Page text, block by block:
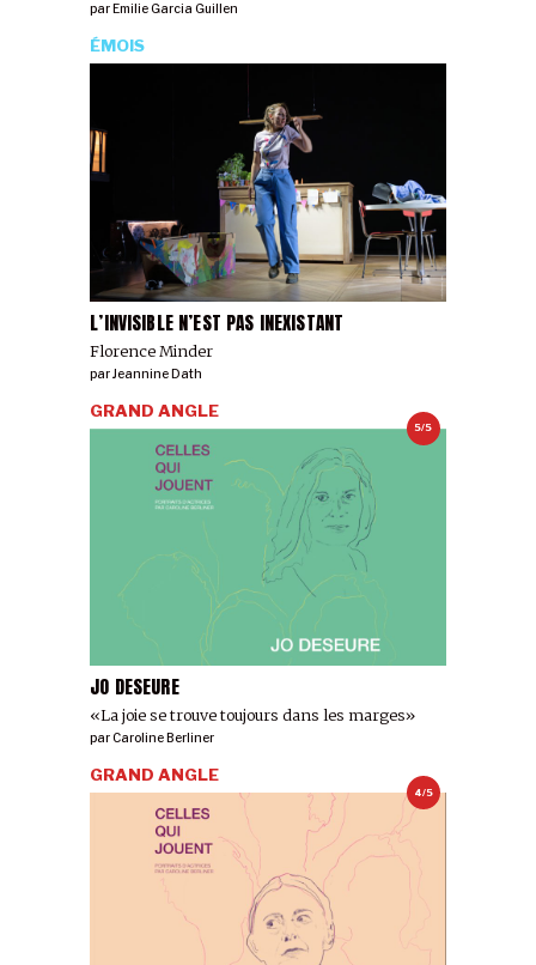
par Emilie Garcia Guillen
L’INVISIBLE N’EST PAS INEXISTANT
Florence Minder
ÉMOIS
parJeannine Dath
5/5
JO DESEURE
«La joie se trouve toujours dans les marges»
GRAND ANGLE
parCaroline Berliner
4/5
GRAND ANGLE